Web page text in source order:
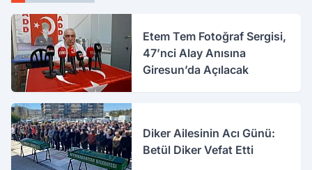
Etem Tem Fotoğraf Sergisi,
47’nci Alay Anısına
Giresun’da Açılacak
Diker Ailesinin Acı Günü:
Betül Diker Vefat Etti